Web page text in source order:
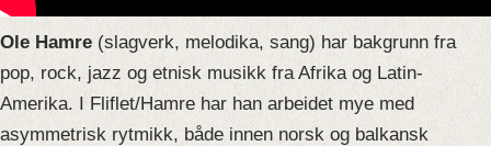
Ole Hamre (slagverk, melodika, sang) har bakgrunn fra
pop, rock, jazz og etnisk musikk fra Afrika og Latin-
Amerika. I Fliflet/Hamre har han arbeidet mye med
asymmetrisk rytmikk, både innen norsk og balkansk